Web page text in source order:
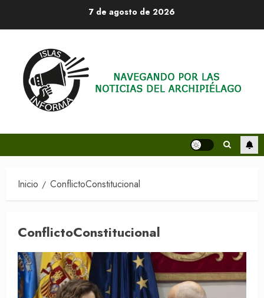
7 de agosto de 2026
Inicio ConflictoConstitucional
ConflictoConstitucional